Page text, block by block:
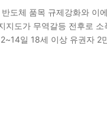
도체 품목 규제강화와 이
지도가 무역갈등 전후로
일 18세 이상 유권자